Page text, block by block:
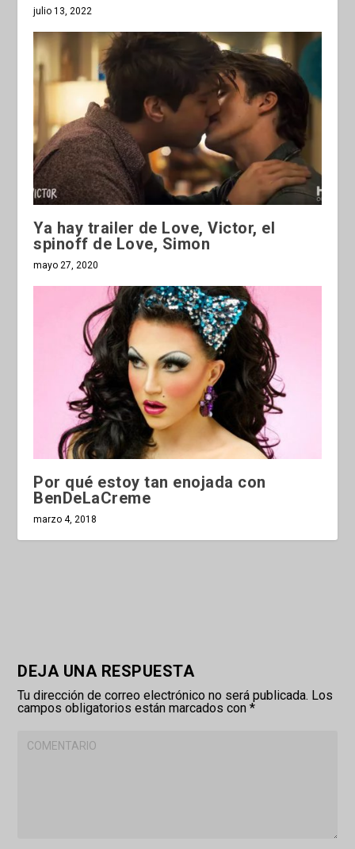
julio 13, 2022
Ya hay trailer de Love, Victor, el
spinoff de Love, Simon
mayo 27, 2020
Por qué estoy tan enojada con
BenDeLaCreme
marzo 4, 2018
DEJA UNA RESPUESTA
Tu dirección de correo electrónico no será publicada. Los
campos obligatorios están marcados con*